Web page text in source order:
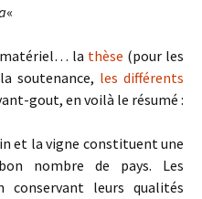
«
la thèse (pour les
soutenance, les différents
gout, en voilà le résumé :
et la vigne constituent une
nombre de pays. Les
leurs qualités